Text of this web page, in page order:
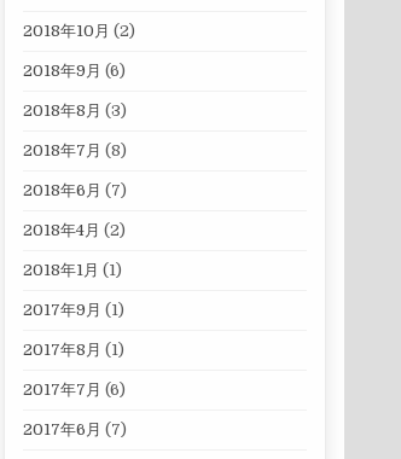
2018年10月 (2)
2018年9月 (6)
2018年8月 (3)
2018年7月 (8)
2018年6月 (7)
2018年4月 (2)
2018年1月 (1)
2017年9月 (1)
2017年8月 (1)
2017年7月 (6)
2017年6月 (7)